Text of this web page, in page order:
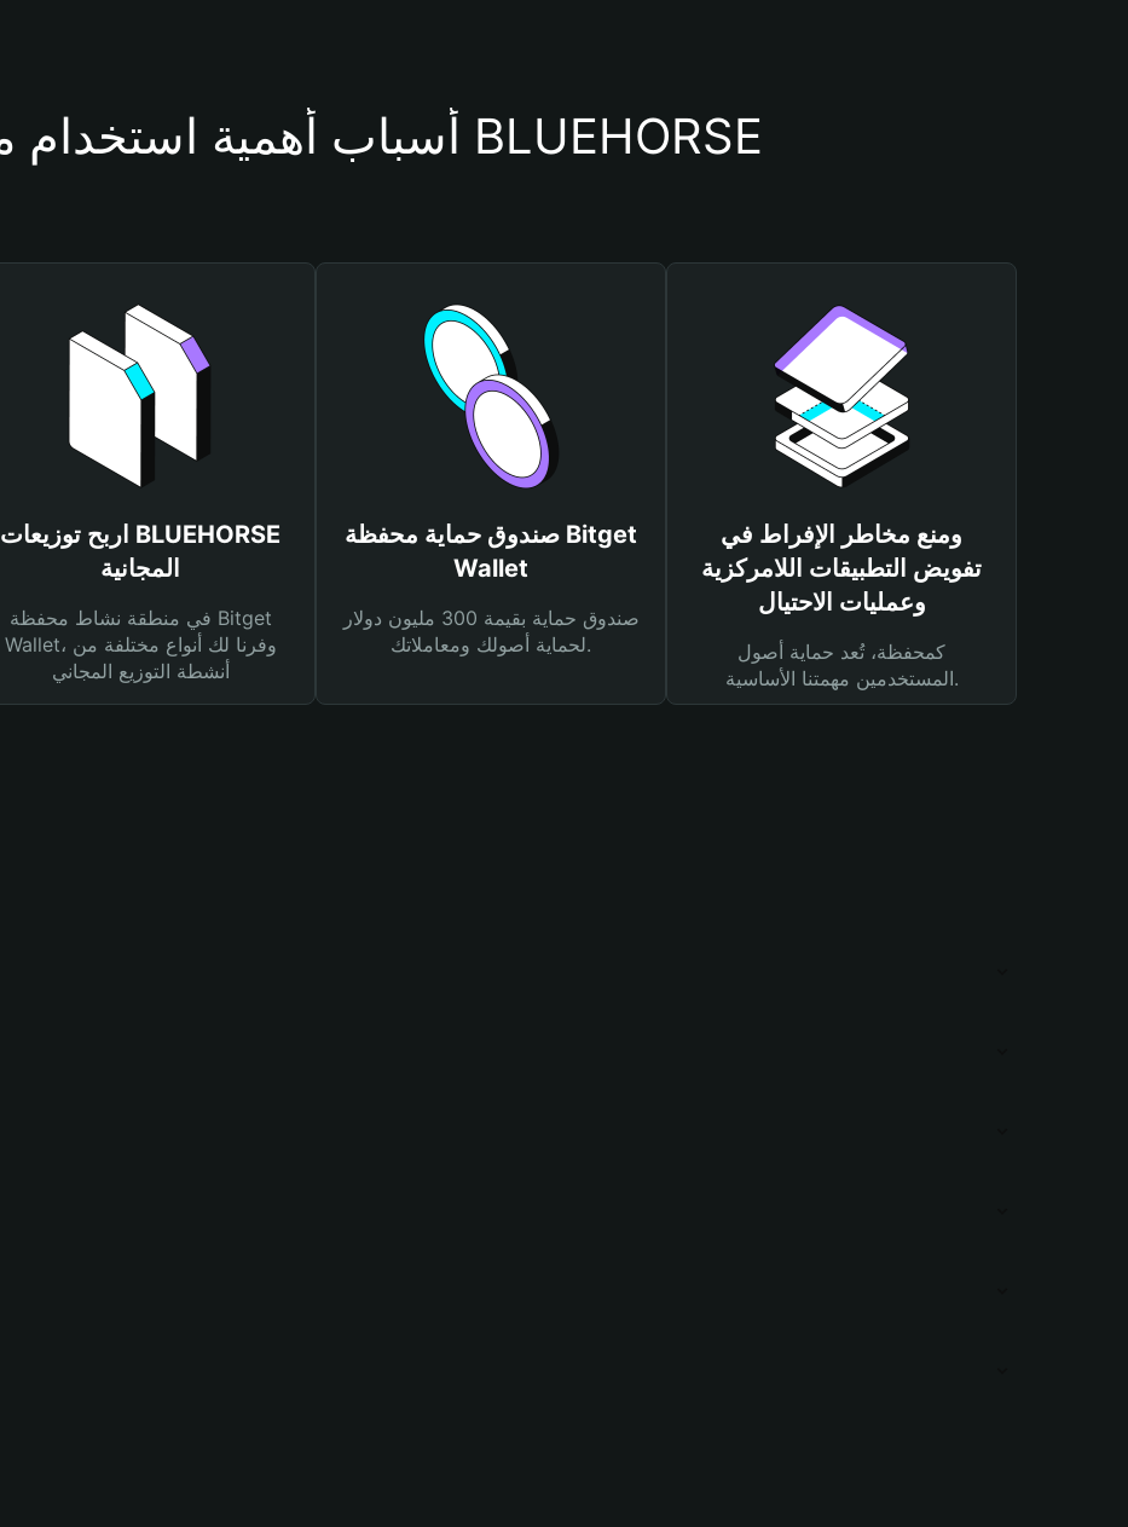
أسباب أهمية استخدام محفظة BLUEHORSE
اربح توزيعات BLUEHORSE
المجانية
في منطقة نشاط محفظة Bitget
Wallet، وفرنا لك أنواع مختلفة من
أنشطة التوزيع المجاني
صندوق حماية محفظة Bitget
Wallet
صندوق حماية بقيمة 300 مليون دولار
لحماية أصولك ومعاملاتك.
ومنع مخاطر الإفراط في
تفويض التطبيقات اللامركزية
وعمليات الاحتيال
كمحفظة، تُعد حماية أصول
المستخدمين مهمتنا الأساسية.